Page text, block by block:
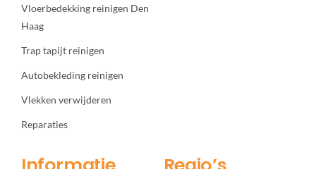
Vloerbedekking reinigen Den
Haag
Trap tapijt reinigen
Autobekleding reinigen
Vlekken verwijderen
Reparaties